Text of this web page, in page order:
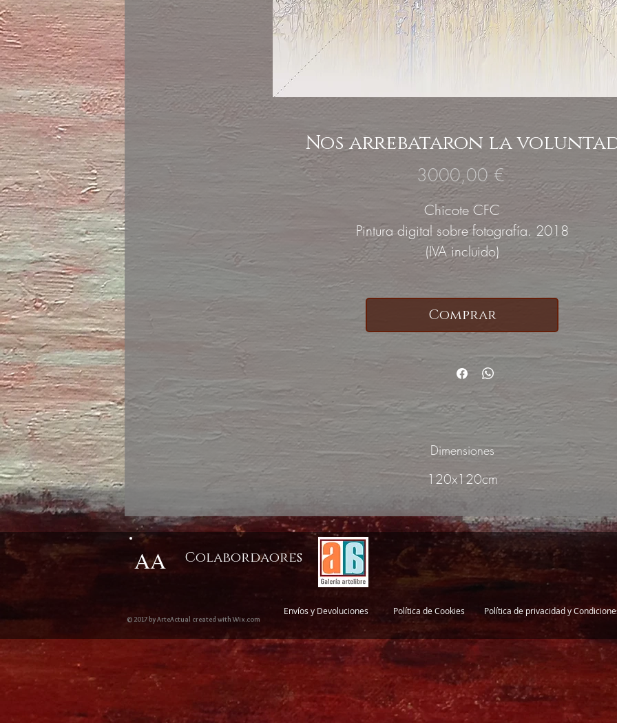
Nos arrebataron la
3000,00 €Precio
Chicote CFC
Pintura digital sobre fotografía. 2018
(IVA incluido)
Comprar
Dimensiones
120x120cm
AA Colabordaores
© 2017 by ArteActual created with Wix.com
Envíos y Devoluciones Política de Cookies Política de privacidad y